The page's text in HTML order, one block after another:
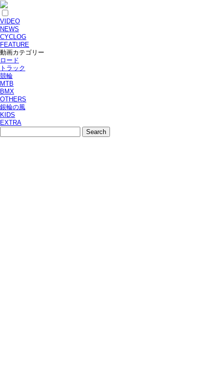
VIDEO
NEWS
CYCLOG
FEATURE
動画カテゴリー
ロード
トラック
競輪
MTB
BMX
OTHERS
銀輪の風
KIDS
EXTRA